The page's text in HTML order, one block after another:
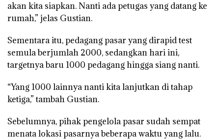
akan kita siapkan. Nanti ada petugas yang datang ke
rumah,” jelas Gustian.
Sementara itu, pedagang pasar yang dirapid test
semula berjumlah 2000, sedangkan hari ini,
targetnya baru 1000 pedagang hingga siang nanti.
“Yang 1000 lainnya nanti kita lanjutkan di tahap
ketiga,” tambah Gustian.
Sebelumnya, pihak pengelola pasar sudah sempat
menata lokasi pasarnya beberapa waktu yang lalu.